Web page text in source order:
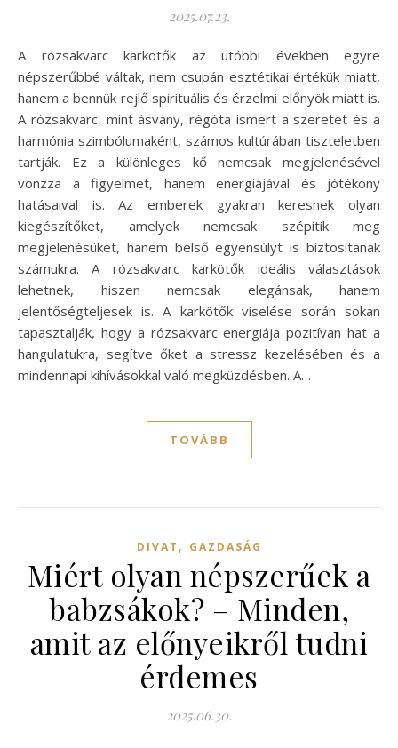
2025.07.23.
A rózsakvarc karkötők az utóbbi években egyre
népszerűbbé váltak, nem csupán esztétikai értékük miatt,
hanem a bennük rejlő spirituális és érzelmi előnyök miatt is.
A rózsakvarc, mint ásvány, régóta ismert a szeretet és a
harmónia szimbólumaként, számos kultúrában tiszteletben
tartják. Ez a különleges kő nemcsak megjelenésével
vonzza a figyelmet, hanem energiájával és jótékony
hatásaival is. Az emberek gyakran keresnek olyan
kiegészítőket, amelyek nemcsak szépítik meg
megjelenésüket, hanem belső egyensúlyt is biztosítanak
számukra. A rózsakvarc karkötők ideális választások
lehetnek, hiszen nemcsak elegánsak, hanem
jelentőségteljesek is. A karkötők viselése során sokan
tapasztalják, hogy a rózsakvarc energiája pozitívan hat a
hangulatukra, segítve őket a stressz kezelésében és a
mindennapi kihívásokkal való megküzdésben. A…
TOVÁBB
DIVAT , GAZDASÁG
Miért olyan népszerűek a
babzsákok? – Minden,
amit az előnyeikről tudni
érdemes
2025.06.30.